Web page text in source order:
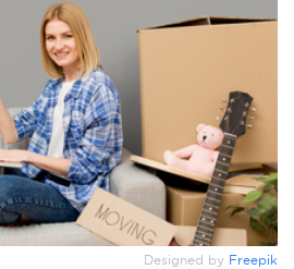
Designed by Freepik